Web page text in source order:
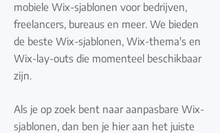
mobiele Wix-sjablonen voor bedrijven,
freelancers, bureaus en meer. We bieden
de beste Wix-sjablonen, Wix-thema's en
Wix-lay-outs die momenteel beschikbaar
zijn.
Als je op zoek bent naar aanpasbare Wix-
sjablonen, dan ben je hier aan het juiste